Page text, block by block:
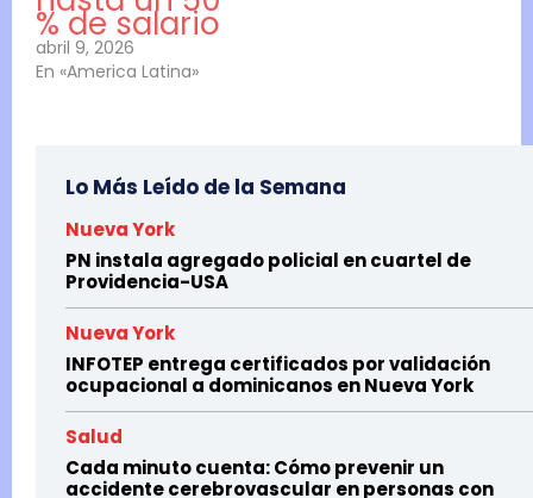
% de salario
abril 9, 2026
En «America Latina»
Lo Más Leído de la Semana
Nueva York
PN instala agregado policial en cuartel de
Providencia-USA
Nueva York
INFOTEP entrega certificados por validación
ocupacional a dominicanos en Nueva York
Salud
Cada minuto cuenta: Cómo prevenir un
accidente cerebrovascular en personas con